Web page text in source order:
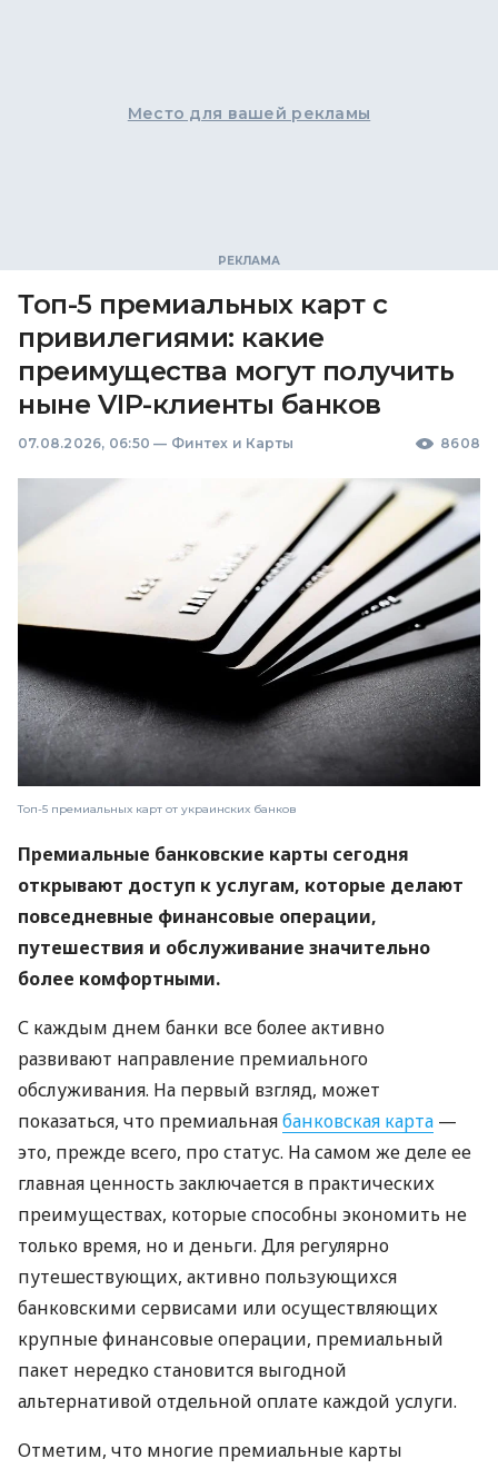
Место для вашей рекламы
Топ-5 премиальных карт с
привилегиями: какие
преимущества могут получить
ныне VIP-клиенты банков
07.08.2026, 06:50 — Финтех и Карты 8608
Топ-5 премиальных карт от украинских банков
Премиальные банковские карты сегодня
открывают доступ к услугам, которые делают
повседневные финансовые операции,
путешествия и обслуживание значительно
более комфортными.
С каждым днем ​​банки все более активно
развивают направление премиального
обслуживания. На первый взгляд, может
показаться, что премиальнаябанковская карта —
это, прежде всего, про статус. На самом же деле ее
главная ценность заключается в практических
преимуществах, которые способны экономить не
только время, но и деньги. Для регулярно
путешествующих, активно пользующихся
банковскими сервисами или осуществляющих
крупные финансовые операции, премиальный
пакет нередко становится выгодной
альтернативой отдельной оплате каждой услуги.
Отметим, что многие премиальные карты